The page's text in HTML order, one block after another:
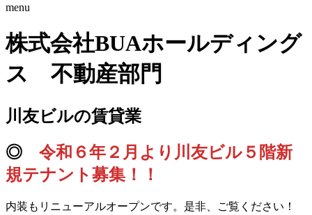
menu
株式会社BUAホールディング
ス 不動産部門
川友ビルの賃貸業
◎ 令和６年２月より川友ビル５階新
規テナント募集！！
内装もリニューアルオープンです。是非、ご覧ください！